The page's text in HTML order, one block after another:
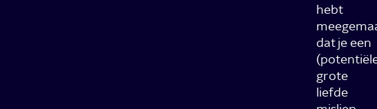
hebt
dat je een
grote
liefde